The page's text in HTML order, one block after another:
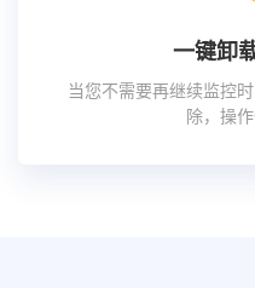
一键卸
当您不需要再继续监控
除，操作